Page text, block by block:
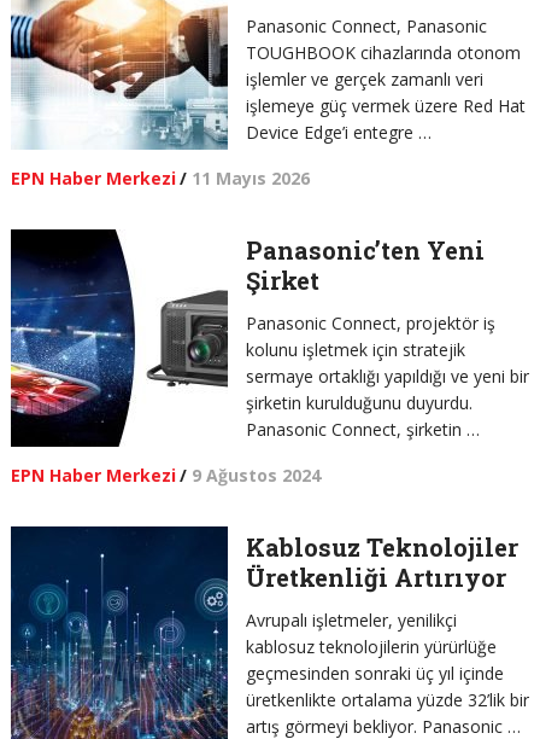
Panasonic Connect, Panasonic
TOUGHBOOK cihazlarında otonom
işlemler ve gerçek zamanlı veri
işlemeye güç vermek üzere Red Hat
Device Edge’i entegre …
EPN Haber Merkezi/ 11 Mayıs 2026
Panasonic’ten Yeni
Şirket
Panasonic Connect, projektör iş
kolunu işletmek için stratejik
sermaye ortaklığı yapıldığı ve yeni bir
şirketin kurulduğunu duyurdu.
Panasonic Connect, şirketin …
EPN Haber Merkezi/ 9 Ağustos 2024
Kablosuz Teknolojiler
Üretkenliği Artırıyor
Avrupalı işletmeler, yenilikçi
kablosuz teknolojilerin yürürlüğe
geçmesinden sonraki üç yıl içinde
üretkenlikte ortalama yüzde 32’lik bir
artış görmeyi bekliyor. Panasonic …